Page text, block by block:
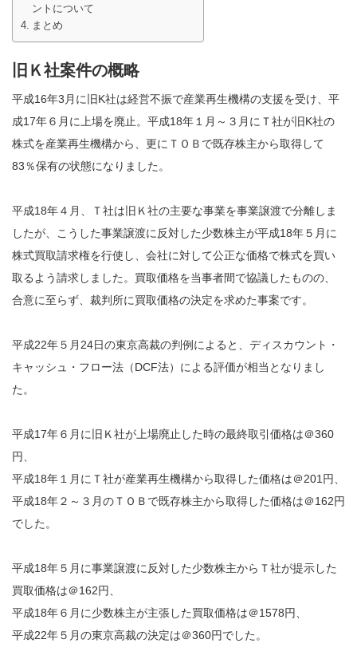
ントについて
まとめ
旧Ｋ社案件の概略
平成16年3月に旧K社は経営不振で産業再生機構の支援を受け、平
成17年６月に上場を廃止。平成18年１月～３月にＴ社が旧K社の
株式を産業再生機構から、更にＴＯＢで既存株主から取得して
83％保有の状態になりました。
平成18年４月、Ｔ社は旧Ｋ社の主要な事業を事業譲渡で分離しま
したが、こうした事業譲渡に反対した少数株主が平成18年５月に
株式買取請求権を行使し、会社に対して公正な価格で株式を買い
取るよう請求しました。買取価格を当事者間で協議したものの、
合意に至らず、裁判所に買取価格の決定を求めた事案です。
平成22年５月24日の東京高裁の判例によると、ディスカウント・
キャッシュ・フロー法（DCF法）による評価が相当となりまし
た。
平成17年６月に旧Ｋ社が上場廃止した時の最終取引価格は＠360
円、
平成18年１月にＴ社が産業再生機構から取得した価格は＠201円、
平成18年２～３月のＴＯＢで既存株主から取得した価格は＠162円
でした。
平成18年５月に事業譲渡に反対した少数株主からＴ社が提示した
買取価格は＠162円、
平成18年６月に少数株主が主張した買取価格は＠1578円、
平成22年５月の東京高裁の決定は＠360円でした。